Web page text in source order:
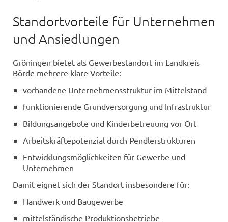
Standortvorteile für Unternehmen
und Ansiedlungen
Gröningen bietet als Gewerbestandort im Landkreis
Börde mehrere klare Vorteile:
vorhandene Unternehmensstruktur im Mittelstand
funktionierende Grundversorgung und Infrastruktur
Bildungsangebote und Kinderbetreuung vor Ort
Arbeitskräftepotenzial durch Pendlerstrukturen
Entwicklungsmöglichkeiten für Gewerbe und
Unternehmen
Damit eignet sich der Standort insbesondere für:
Handwerk und Baugewerbe
mittelständische Produktionsbetriebe